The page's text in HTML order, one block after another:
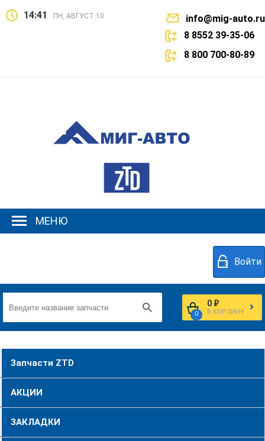
14:41 ПН, АВГУСТ 10
info@mig-auto.ru
8 8552 39-35-06
8 800 700-80-89
МЕНЮ
Войти
0
0 ₽
В КОРЗИНУ
Запчасти ZTD
АКЦИИ
ЗАКЛАДКИ